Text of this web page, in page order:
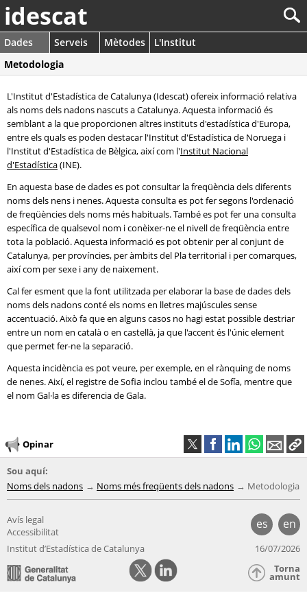
idescat
Dades Serveis Mètodes
L'Institut
Metodologia
L'Institut d'Estadística de Catalunya (Idescat) ofereix informació relativa
als noms dels nadons nascuts a Catalunya. Aquesta informació és
semblant a la que proporcionen altres instituts d'estadística d'Europa,
entre els quals es poden destacar l'Institut d'Estadística de Noruega i
l'Institut d'Estadística de Bèlgica, així com l'Institut Nacional
d'Estadística(INE).
En aquesta base de dades es pot consultar la freqüència dels diferents
noms dels nens i nenes. Aquesta consulta es pot fer segons l'ordenació
de freqüències dels noms més habituals. També es pot fer una consulta
específica de qualsevol nom i conèixer-ne el nivell de freqüència entre
tota la població. Aquesta informació es pot obtenir per al conjunt de
Catalunya, per províncies, per àmbits del Pla territorial i per comarques,
així com per sexe i any de naixement.
Cal fer esment que la font utilitzada per elaborar la base de dades dels
noms dels nadons conté els noms en lletres majúscules sense
accentuació. Això fa que en alguns casos no hagi estat possible destriar
entre un nom en català o en castellà, ja que l'accent és l'únic element
que permet fer-ne la separació.
Aquesta incidència es pot veure, per exemple, en el rànquing de noms
de nenes. Així, el registre de Sofia inclou també el de Sofía, mentre que
el nom Gal·la es diferencia de Gala.
Opinar
Sou aquí:
Noms dels nadons
Noms més freqüents dels nadons Metodologia
es en
Avís legal
Accessibilitat
Institut d’Estadística de Catalunya
16/07/2026
Torna
amunt